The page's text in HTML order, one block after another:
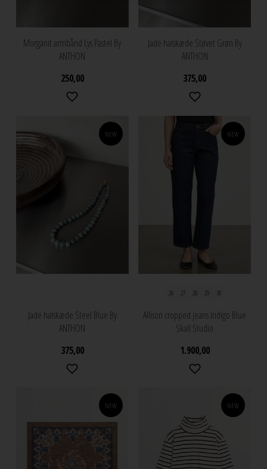
Morganit armbånd Lys Pastel By
ANTHON
250,00
Jade halskæde Støvet Grøn By
ANTHON
375,00
NEW
Jade halskæde Steel Blue By
ANTHON
375,00
NEW
26 27 28 29 30
Allison cropped jeans Indigo Blue
Skall Studio
1.900,00
NEW NEW